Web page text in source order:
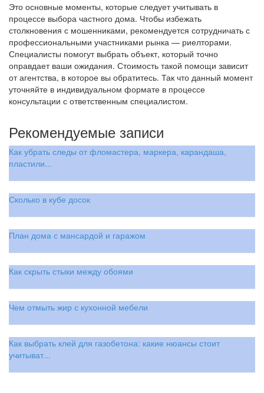
Это основные моменты, которые следует учитывать в
процессе выбора частного дома. Чтобы избежать
столкновения с мошенниками, рекомендуется сотрудничать с
профессиональными участниками рынка — риелторами.
Специалисты помогут выбрать объект, который точно
оправдает ваши ожидания. Стоимость такой помощи зависит
от агентства, в которое вы обратитесь. Так что данный момент
уточняйте в индивидуальном формате в процессе
консультации с ответственным специалистом.
Рекомендуемые записи
Как убрать следы от фломастера, маркера, карандаша,
пластили...
Сколько в кубе досок
План дома с мансардой и гаражом
Как скрыть стыки между обоями
Чем отмыть жир с кухонной мебели
Как выбрать клей для газобетона: какие нюансы стоит
учитыват...